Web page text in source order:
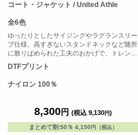
コート・ジャケット / United Athle
全6色
ゆったりとしたサイジングやラグランスリー
ブ仕様、高すぎないスタンドネックなど随所
に散りばめられた工夫のおかげで、トレンド
シルエットと動きやすさを兼備。袖口、裾口
ともにシャーリングゴムが施されているた
め、動き回ってもゆったりとしたシルエット
が崩れないのも魅力
DTFプリント
ナイロン 100％
8,300円 (税込 9,130円)
まとめて割:50％ 4,150 円（税込）